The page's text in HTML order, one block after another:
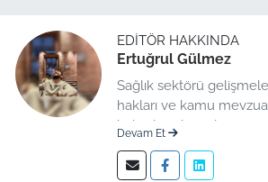
EDITÖR HAKKINDA
Ertuğrul Gülmez
Sağlık sektörü
hakları ve kamu
haberleri düzenleme
Devam Et